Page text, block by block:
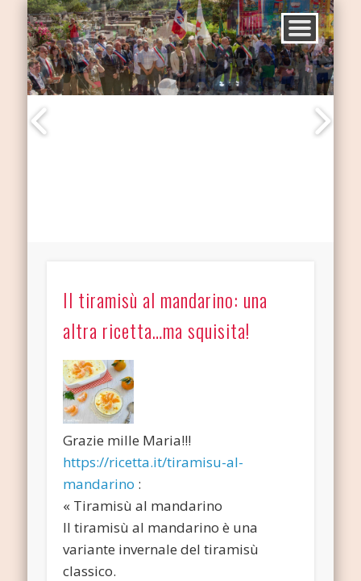
Il tiramisù al mandarino: una
altra ricetta…ma squisita!
Grazie mille Maria!!!
https://ricetta.it/tiramisu-al-
mandarino :
« Tiramisù al mandarino
Il tiramisù al mandarino è una
variante invernale del tiramisù
classico.